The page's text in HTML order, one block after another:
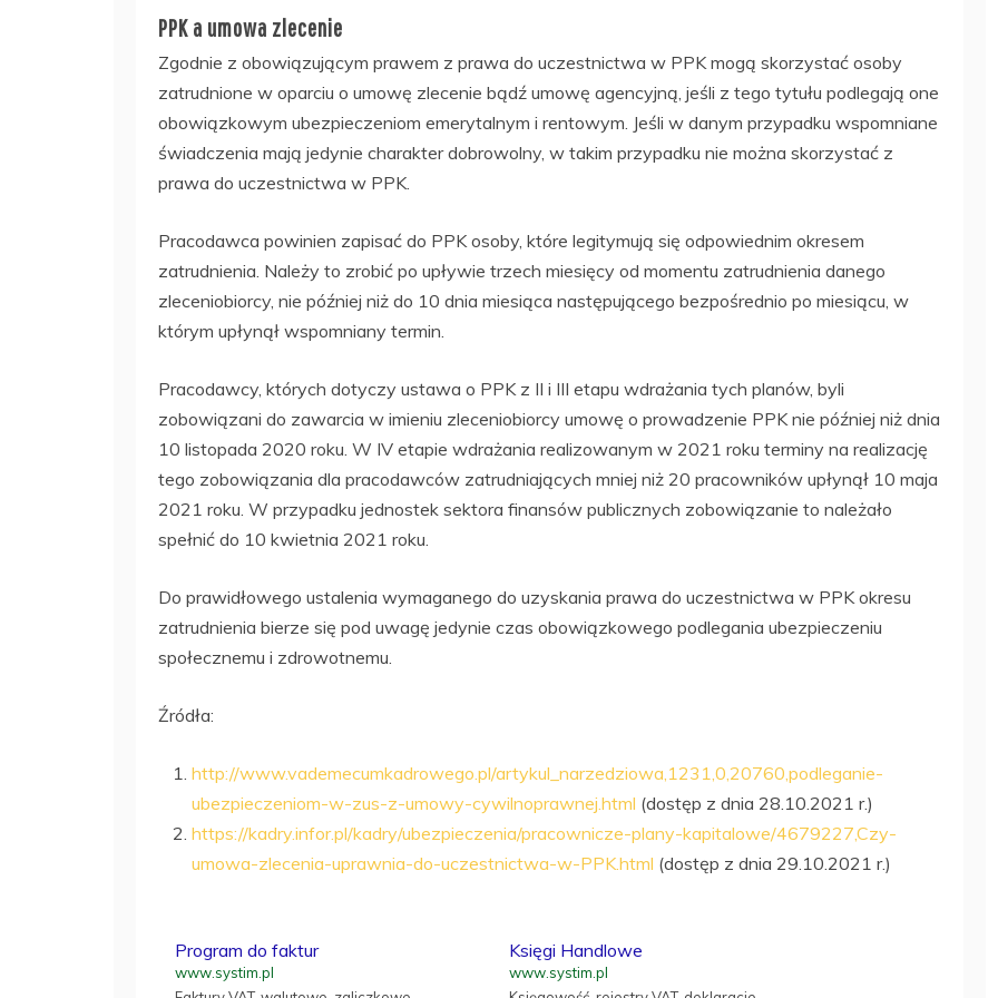
PPK a umowa zlecenie
Zgodnie z obowiązującym prawem z prawa do uczestnictwa w PPK mogą skorzystać osoby
zatrudnione w oparciu o umowę zlecenie bądź umowę agencyjną, jeśli z tego tytułu podlegają one
obowiązkowym ubezpieczeniom emerytalnym i rentowym. Jeśli w danym przypadku wspomniane
świadczenia mają jedynie charakter dobrowolny, w takim przypadku nie można skorzystać z
prawa do uczestnictwa w PPK.
Pracodawca powinien zapisać do PPK osoby, które legitymują się odpowiednim okresem
zatrudnienia. Należy to zrobić po upływie trzech miesięcy od momentu zatrudnienia danego
zleceniobiorcy, nie później niż do 10 dnia miesiąca następującego bezpośrednio po miesiącu, w
którym upłynął wspomniany termin.
Pracodawcy, których dotyczy ustawa o PPK z II i III etapu wdrażania tych planów, byli
zobowiązani do zawarcia w imieniu zleceniobiorcy umowę o prowadzenie PPK nie później niż dnia
10 listopada 2020 roku. W IV etapie wdrażania realizowanym w 2021 roku terminy na realizację
tego zobowiązania dla pracodawców zatrudniających mniej niż 20 pracowników upłynął 10 maja
2021 roku. W przypadku jednostek sektora finansów publicznych zobowiązanie to należało
spełnić do 10 kwietnia 2021 roku.
Do prawidłowego ustalenia wymaganego do uzyskania prawa do uczestnictwa w PPK okresu
zatrudnienia bierze się pod uwagę jedynie czas obowiązkowego podlegania ubezpieczeniu
społecznemu i zdrowotnemu.
Źródła:
http://www.vademecumkadrowego.pl/artykul_narzedziowa,1231,0,20760,podleganie-
ubezpieczeniom-w-zus-z-umowy-cywilnoprawnej.html (dostęp z dnia 28.10.2021 r.)
https://kadry.infor.pl/kadry/ubezpieczenia/pracownicze-plany-kapitalowe/4679227,Czy-
umowa-zlecenia-uprawnia-do-uczestnictwa-w-PPK.html (dostęp z dnia 29.10.2021 r.)
Program do faktur
www.systim.pl
Księgi Handlowe
www.systim.pl